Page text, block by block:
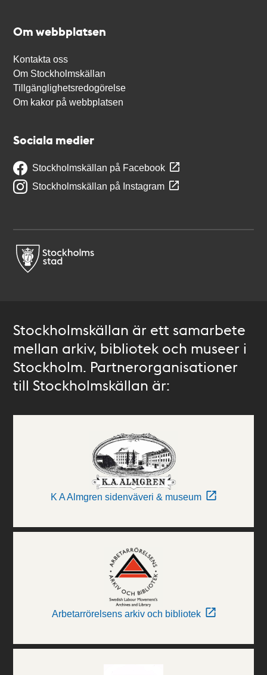
Om webbplatsen
Kontakta oss
Om Stockholmskällan
Tillgänglighetsredogörelse
Om kakor på webbplatsen
Sociala medier
Stockholmskällan på Facebook
Stockholmskällan på Instagram
Stockholmskällan är ett samarbete
mellan arkiv, bibliotek och museer i
Stockholm. Partnerorganisationer
till Stockholmskällan är:
K A Almgren sidenväveri & museum
Arbetarrörelsens arkiv och bibliotek